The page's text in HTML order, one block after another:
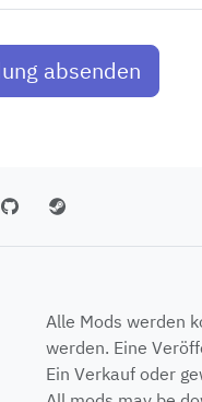
absenden
Alle Mods werden
werden. Eine
Ein Verkauf oder